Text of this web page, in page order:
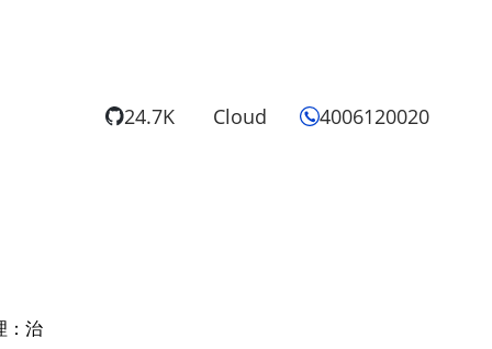
24.7K Cloud 4006120020
：治